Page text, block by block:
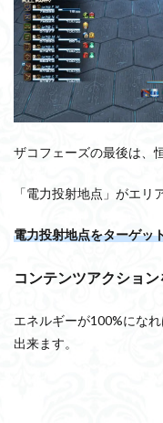
ザコフェーズの最後は、
「電力投射地点」がエリ
電力投射地点をターゲッ
コンテンツアクション
エネルギーが100%にな
出来ます。